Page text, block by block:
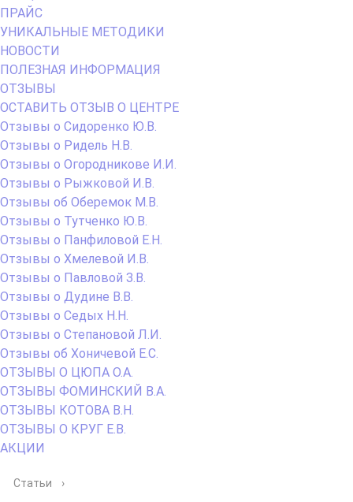
ПРАЙС
УНИКАЛЬНЫЕ МЕТОДИКИ
НОВОСТИ
ПОЛЕЗНАЯ ИНФОРМАЦИЯ
ОТЗЫВЫ
ОСТАВИТЬ ОТЗЫВ О ЦЕНТРЕ
Отзывы о Сидоренко Ю.В.
Отзывы о Ридель Н.В.
Отзывы о Огородникове И.И.
Отзывы о Рыжковой И.В.
Отзывы об Оберемок М.В.
Отзывы о Тутченко Ю.В.
Отзывы о Панфиловой Е.Н.
Отзывы о Хмелевой И.В.
Отзывы о Павловой З.В.
Отзывы о Дудине В.В.
Отзывы о Седых Н.Н.
Отзывы о Степановой Л.И.
Отзывы об Хоничевой Е.С.
ОТЗЫВЫ О ЦЮПА О.А.
ОТЗЫВЫ ФОМИНСКИЙ В.А.
ОТЗЫВЫ КОТОВА В.Н.
ОТЗЫВЫ О КРУГ Е.В.
АКЦИИ
Статьи ›